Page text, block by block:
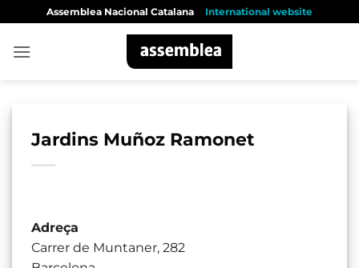
content
Assemblea Nacional Catalana International website
Jardins Muñoz Ramonet
Adreça
Carrer de Muntaner, 282